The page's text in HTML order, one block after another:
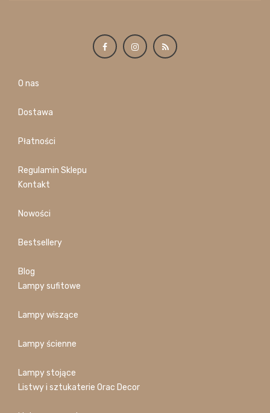
O nas
Dostawa
Płatności
Regulamin Sklepu
Kontakt
Nowości
Bestsellery
Blog
Lampy sufitowe
Lampy wiszące
Lampy ścienne
Lampy stojące
Listwy i sztukaterie Orac Decor